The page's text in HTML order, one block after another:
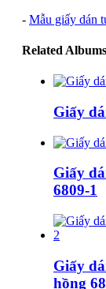
- Mẫu giấy dán
Related Albums
Giấy
Giấy
6809-1
Giấy
hồng